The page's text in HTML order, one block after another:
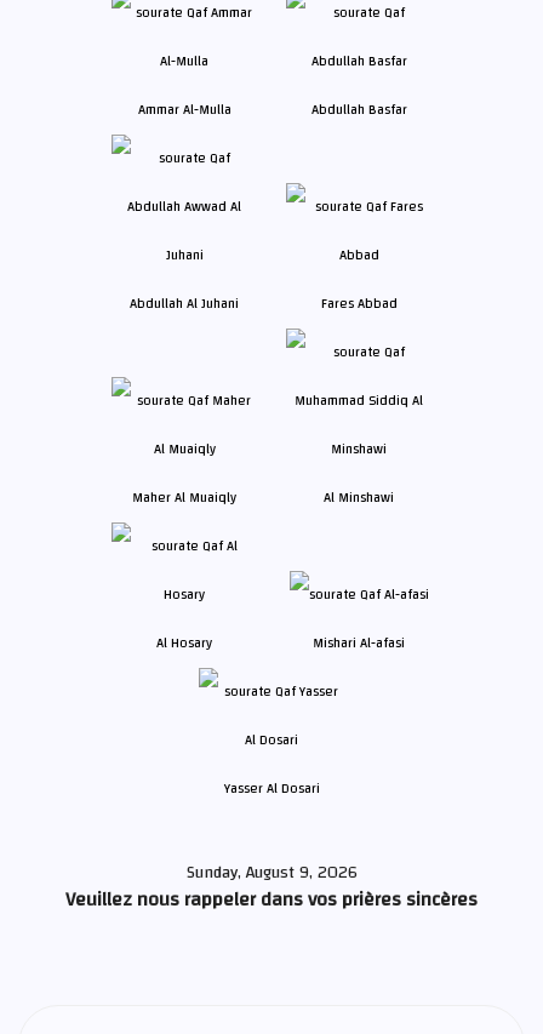
Ammar Al-Mulla Abdullah Basfar
Abdullah Al Juhani Fares Abbad
Maher Al Muaiqly Al Minshawi
Al Hosary Mishari Al-afasi
Yasser Al Dosari
Sunday, August 9, 2026
Veuillez nous rappeler dans vos prières sincères